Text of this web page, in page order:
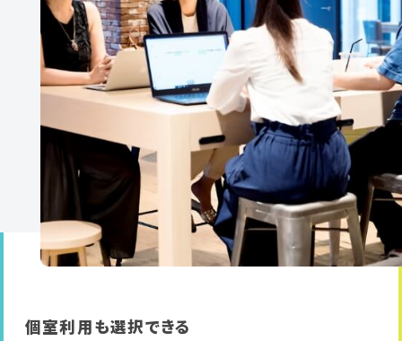
個室利用も選択できる